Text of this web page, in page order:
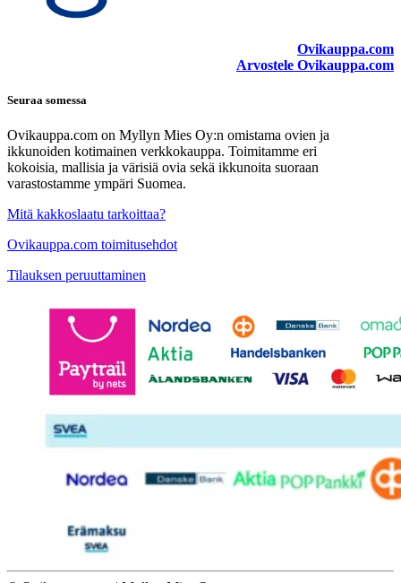
Ovikauppa.com
Arvostele Ovikauppa.com
Seuraa somessa
Ovikauppa.com on Myllyn Mies Oy:n omistama ovien ja
ikkunoiden kotimainen verkkokauppa. Toimitamme eri
kokoisia, mallisia ja värisiä ovia sekä ikkunoita suoraan
varastostamme ympäri Suomea.
Mitä kakkoslaatu tarkoittaa?
Ovikauppa.com toimitusehdot
Tilauksen peruuttaminen